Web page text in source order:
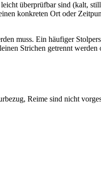
überprüfbar sind (kalt,
konkreten Ort oder
muss. Ein häufiger
Strichen getrennt werden
Reime sind nicht